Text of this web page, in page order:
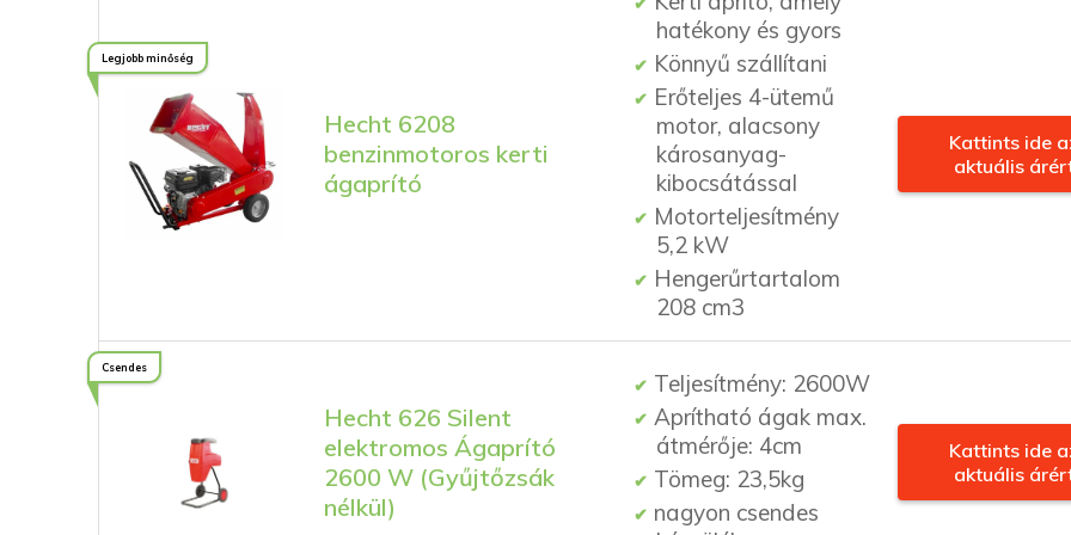
Legjobb minőség
Hecht 6208
benzinmotoros kerti
ágaprító
hatékony és gyors
Könnyű szállítani
Erőteljes 4-ütemű
motor, alacsony
károsanyag-
kibocsátással
Motorteljesítmény
5,2 kW
Hengerűrtartalom
208 cm3
Kattints ide
aktuális
Csendes
Hecht 626 Silent
elektromos Ágaprító
2600 W (Gyűjtőzsák
nélkül)
Teljesítmény: 2600W
Aprítható ágak max.
átmérője: 4cm
Tömeg: 23,5kg
nagyon csendes
Kattints ide
aktuális